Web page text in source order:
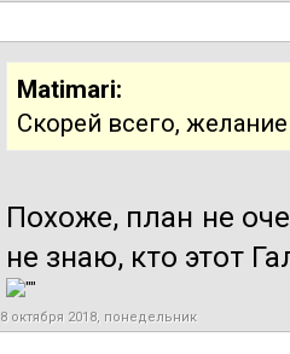
Matimari:
Скорей всего,
Похоже, план не
не знаю, кто этот
8 октября 2018, понедельник